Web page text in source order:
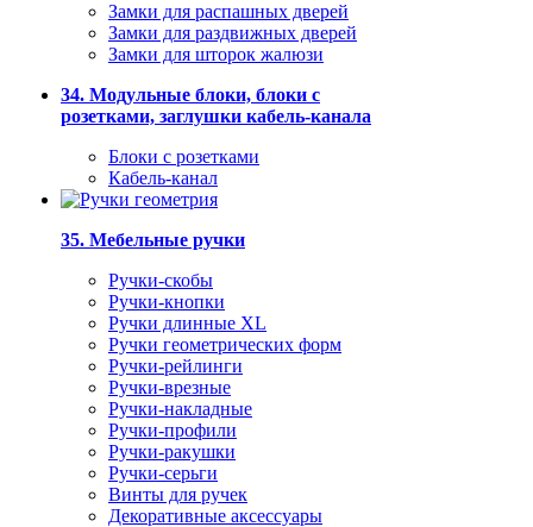
Замки для распашных дверей
Замки для раздвижных дверей
Замки для шторок жалюзи
34. Модульные блоки, блоки с
розетками, заглушки кабель-канала
Блоки с розетками
Кабель-канал
35. Мебельные ручки
Ручки-скобы
Ручки-кнопки
Ручки длинные XL
Ручки геометрических форм
Ручки-рейлинги
Ручки-врезные
Ручки-накладные
Ручки-профили
Ручки-ракушки
Ручки-серьги
Винты для ручек
Декоративные аксессуары